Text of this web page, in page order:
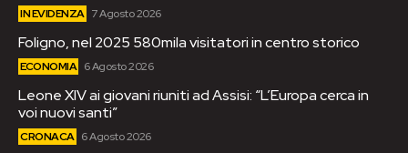
IN EVIDENZA 7 Agosto 2026
Foligno, nel 2025 580mila visitatori in centro storico
ECONOMIA 6 Agosto 2026
Leone XIV ai giovani riuniti ad Assisi: “L’Europa cerca in
voi nuovi santi”
CRONACA 6 Agosto 2026